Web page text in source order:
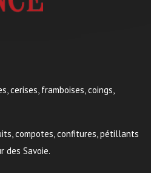
cerises, framboises, coings,
compotes, confitures, pétillants
des Savoie.